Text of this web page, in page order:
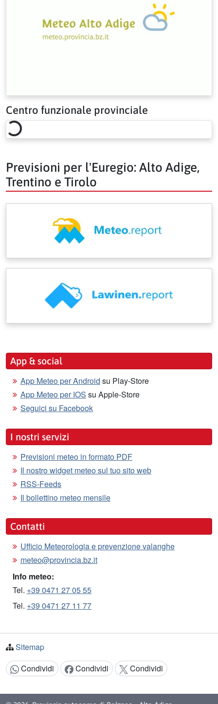
Centro funzionale provinciale
Loading risk overview…
Previsioni per l'Euregio: Alto Adige,
Trentino e Tirolo
App & social
App Meteo per Android su Play-Store
App Meteo per IOS su Apple-Store
Seguici su Facebook
I nostri servizi
Previsioni meteo in formato PDF
Il nostro widget meteo sul tuo sito web
RSS-Feeds
Il bollettino meteo mensile
Contatti
Ufficio Meteorologia e prevenzione valanghe
meteo@provincia.bz.it
Info meteo:
Tel. +39 0471 27 05 55
Tel. +39 0471 27 11 77
Sitemap
Condividi:
Condividi Condividi Condividi